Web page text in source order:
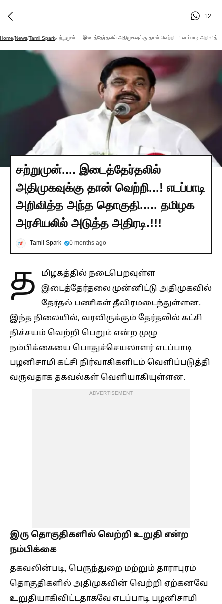
12
Home/News/Tamil Spark/
சற்றுமுன்.... இடைத்தேர்தலில்
அதிமுகவுக்கு தான் வெற்றி...! எடப்பாடி
அறிவித்த அந்த தொகுதி..... தமிழக
அரசியலில் அடுத்த அதிரடி.!!!
Tamil Spark 0 months ago
த
மிழகத்தில் நடைபெறவுள்ள
இடைத்தேர்தலை முன்னிட்டு அதிமுகவில்
தேர்தல் பணிகள் தீவிரமடைந்துள்ளன.
இந்த நிலையில், வரவிருக்கும் தேர்தலில் கட்சி
நிச்சயம் வெற்றி பெறும் என்ற முழு
நம்பிக்கையை பொதுச்செயலாளர் எடப்பாடி
பழனிசாமி கட்சி நிர்வாகிகளிடம் வெளிப்படுத்தி
வருவதாக தகவல்கள் வெளியாகியுள்ளன.
ADVERTISEMENT
இரு தொகுதிகளில் வெற்றி உறுதி என்ற
நம்பிக்கை
தகவலின்படி, பெருந்துறை மற்றும் தாராபுரம்
தொகுதிகளில் அதிமுகவின் வெற்றி ஏற்கனவே
உறுதியாகிவிட்டதாகவே எடப்பாடி பழனிசாமி